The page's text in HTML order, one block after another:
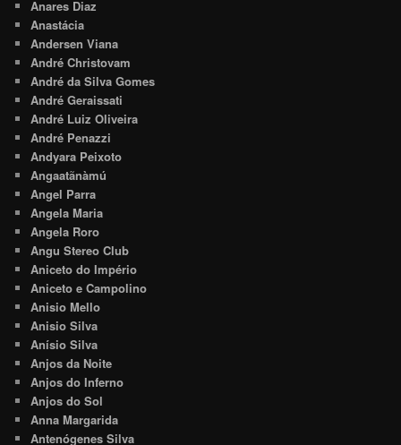
Anares Diaz
Anastácia
Andersen Viana
André Christovam
André da Silva Gomes
André Geraissati
André Luiz Oliveira
André Penazzi
Andyara Peixoto
Angaatãnàmú
Angel Parra
Angela Maria
Angela Roro
Angu Stereo Club
Aniceto do Império
Aniceto e Campolino
Anisio Mello
Anisio Silva
Anísio Silva
Anjos da Noite
Anjos do Inferno
Anjos do Sol
Anna Margarida
Antenógenes Silva